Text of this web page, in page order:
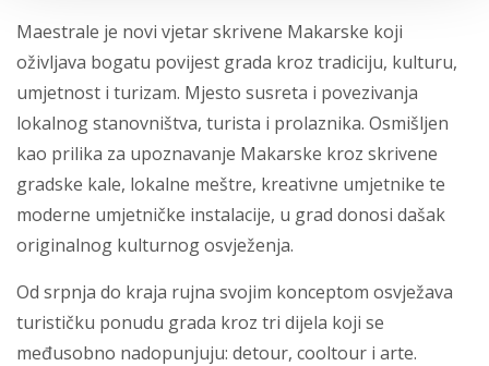
Maestrale je novi vjetar skrivene Makarske koji
oživljava bogatu povijest grada kroz tradiciju, kulturu,
umjetnost i turizam. Mjesto susreta i povezivanja
lokalnog stanovništva, turista i prolaznika. Osmišljen
kao prilika za upoznavanje Makarske kroz skrivene
gradske kale, lokalne meštre, kreativne umjetnike te
moderne umjetničke instalacije, u grad donosi dašak
originalnog kulturnog osvježenja.
Od srpnja do kraja rujna svojim konceptom osvježava
turističku ponudu grada kroz tri dijela koji se
međusobno nadopunjuju: detour, cooltour i arte.